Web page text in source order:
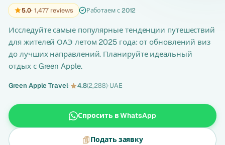
5.0· 1,477 reviews Работаем с 2012
Исследуйте самые популярные тенденции путешествий
для жителей ОАЭ летом 2025 года: от обновлений виз
до лучших направлений. Планируйте идеальный
отдых с Green Apple.
Green Apple Travel· 4.8(2,288)·UAE
Спросить в WhatsApp
Подать заявку